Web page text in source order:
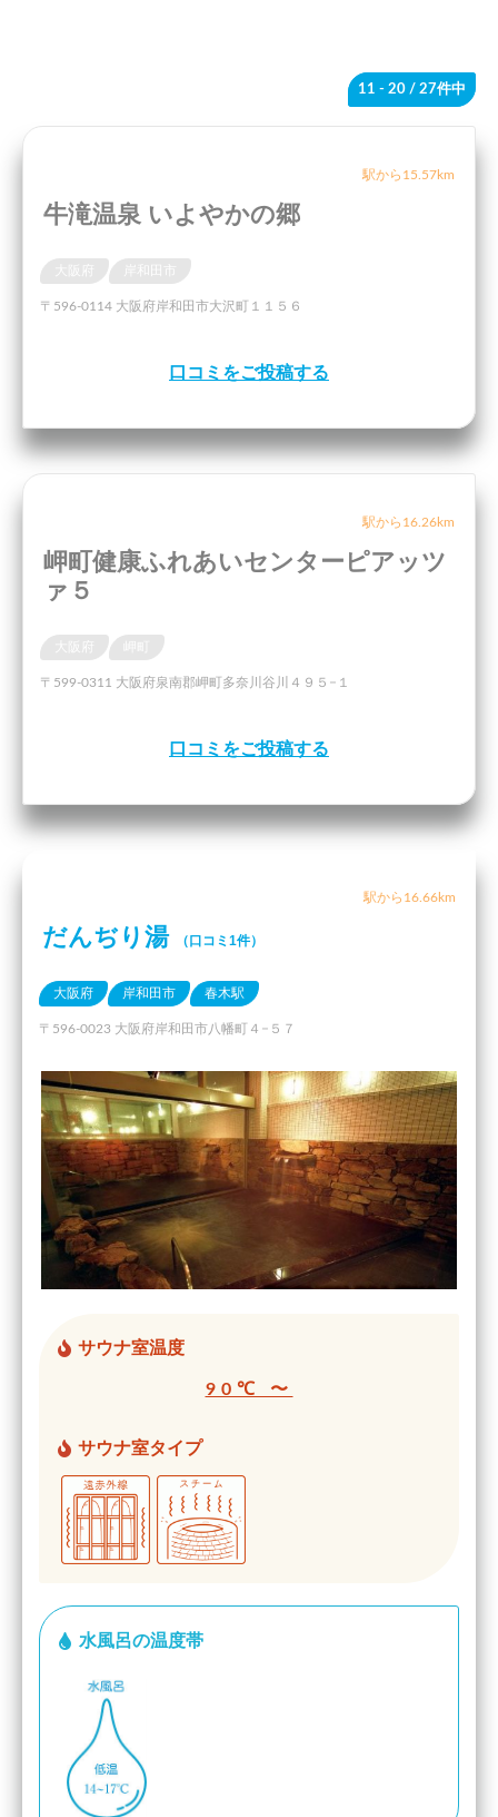
11 - 20 / 27件中
駅から15.57km
牛滝温泉 いよやかの郷
〒596-0114 大阪府岸和田市大沢町１１５６
口コミをご投稿する
駅から16.26km
岬町健康ふれあいセンターピアッツ
ァ５
〒599-0311 大阪府泉南郡岬町多奈川谷川４９５−１
口コミをご投稿する
駅から16.66km
だんぢり湯 （口コミ1件）
大阪府 岸和田市 春木駅
〒596-0023 大阪府岸和田市八幡町４−５７
サウナ室温度
90℃ 〜
サウナ室タイプ
水風呂の温度帯